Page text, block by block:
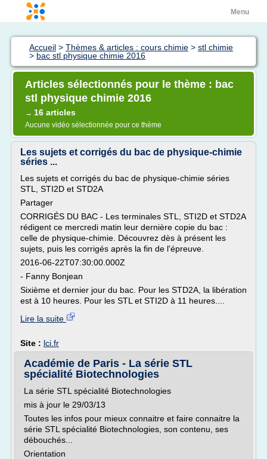
Menu
Accueil > Thèmes & articles : cours chimie > stl chimie
> bac stl physique chimie 2016
Articles sélectionnés pour le thème : bac
stl physique chimie 2016
→ 16 articles
Aucune vidéo sélectionnée pour ce thème
Les sujets et corrigés du bac de physique-chimie
séries ...
Les sujets et corrigés du bac de physique-chimie séries
STL, STI2D et STD2A
Partager
CORRIGÉS DU BAC - Les terminales STL, STI2D et STD2A
rédigent ce mercredi matin leur dernière copie du bac :
celle de physique-chimie. Découvrez dès à présent les
sujets, puis les corrigés après la fin de l'épreuve.
2016-06-22T07:30:00.000Z
- Fanny Bonjean
Sixième et dernier jour du bac. Pour les STD2A, la libération
est à 10 heures. Pour les STL et STI2D à 11 heures....
Lire la suite
Site : lci.fr
Académie de Paris - La série STL
spécialité Biotechnologies
La série STL spécialité Biotechnologies
mis à jour le 29/03/13
Toutes les infos pour mieux connaitre et faire connaitre la
série STL spécialité Biotechnologies, son contenu, ses
débouchés...
Orientation